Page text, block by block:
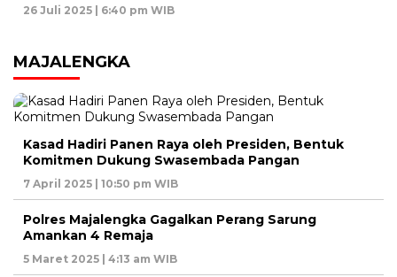
26 Juli 2025 | 6:40 pm WIB
MAJALENGKA
Kasad Hadiri Panen Raya oleh Presiden, Bentuk
Komitmen Dukung Swasembada Pangan
7 April 2025 | 10:50 pm WIB
Polres Majalengka Gagalkan Perang Sarung
Amankan 4 Remaja
5 Maret 2025 | 4:13 am WIB